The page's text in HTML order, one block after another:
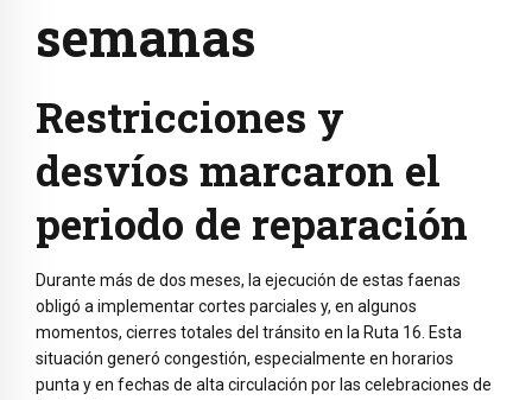
semanas
Restricciones y
desvíos marcaron el
periodo de reparación
Durante más de dos meses, la ejecución de estas faenas
obligó a implementar cortes parciales y, en algunos
momentos, cierres totales del tránsito en la Ruta 16. Esta
situación generó congestión, especialmente en horarios
punta y en fechas de alta circulación por las celebraciones de